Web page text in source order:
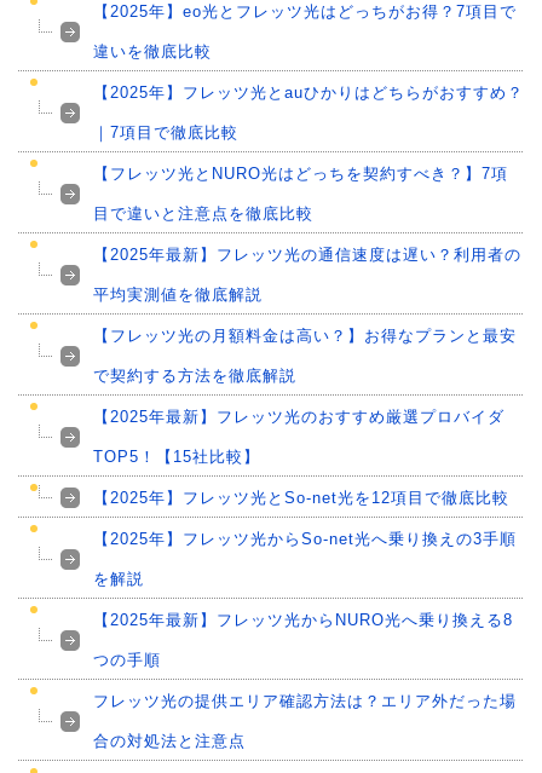
【2025年】eo光とフレッツ光はどっちがお得？7項目で
違いを徹底比較
【2025年】フレッツ光とauひかりはどちらがおすすめ？
｜7項目で徹底比較
【フレッツ光とNURO光はどっちを契約すべき？】7項
目で違いと注意点を徹底比較
【2025年最新】フレッツ光の通信速度は遅い？利用者の
平均実測値を徹底解説
【フレッツ光の月額料金は高い？】お得なプランと最安
で契約する方法を徹底解説
【2025年最新】フレッツ光のおすすめ厳選プロバイダ
TOP5！【15社比較】
【2025年】フレッツ光とSo-net光を12項目で徹底比較
【2025年】フレッツ光からSo-net光へ乗り換えの3手順
を解説
【2025年最新】フレッツ光からNURO光へ乗り換える8
つの手順
フレッツ光の提供エリア確認方法は？エリア外だった場
合の対処法と注意点